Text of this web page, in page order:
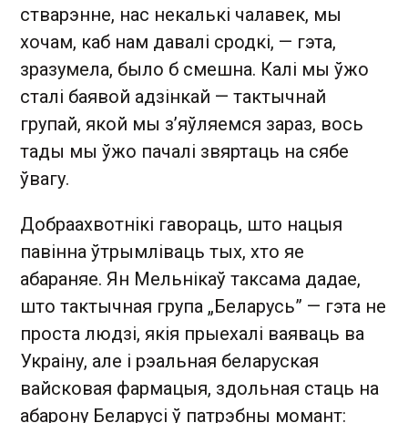
стварэнне, нас некалькі чалавек, мы
хочам, каб нам давалі сродкі, — гэта,
зразумела, было б смешна. Калі мы ўжо
сталі баявой адзінкай — тактычнай
групай, якой мы з’яўляемся зараз, вось
тады мы ўжо пачалі звяртаць на сябе
ўвагу.
Добраахвотнікі гавораць, што нацыя
павінна ўтрымліваць тых, хто яе
абараняе. Ян Мельнікаў таксама дадае,
што тактычная група „Беларусь” — гэта не
проста людзі, якія прыехалі ваяваць ва
Украіну, але і рэальная беларуская
вайсковая фармацыя, здольная стаць на
абарону Беларусі ў патрэбны момант: